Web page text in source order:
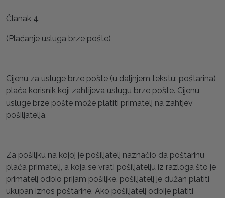
Članak 4.
(Plaćanje usluga brze pošte)
Cijenu za usluge brze pošte (u daljnjem tekstu: poštarina)
plaća korisnik koji zahtijeva uslugu brze pošte. Cijenu
usluge brze pošte može platiti primatelj na zahtjev
pošiljatelja.
Za pošiljku na kojoj je pošiljatelj naznačio da poštarinu
plaća primatelj, a koja se vrati pošiljatelju iz razloga što je
primatelj odbio prijam pošiljke, pošiljatelj je dužan platiti
ukupan iznos poštarine. Ako pošiljatelj odbije platiti